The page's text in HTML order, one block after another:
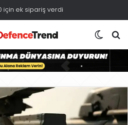
için ek sipariş verdi
Dış